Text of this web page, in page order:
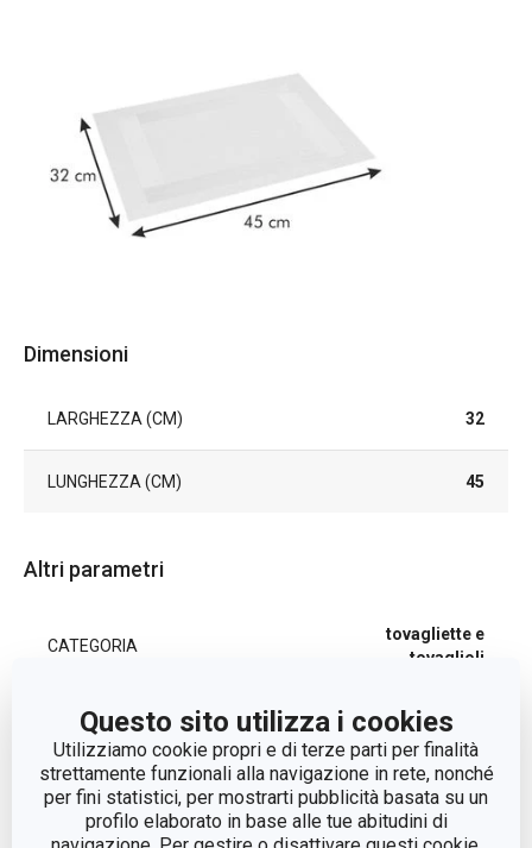
Questo sito utilizza i cookies
Utilizziamo cookie propri e di terze parti per finalità
strettamente funzionali alla navigazione in rete, nonché
per fini statistici, per mostrarti pubblicità basata su un
profilo elaborato in base alle tue abitudini di
Dimensioni
LARGHEZZA (CM) 32
LUNGHEZZA (CM) 45
Altri parametri
CATEGORIA
tovagliette e
tovaglioli
LINEA DI PRODOTTO FLAIR FRAME
MATERIALE tessuto sintetico